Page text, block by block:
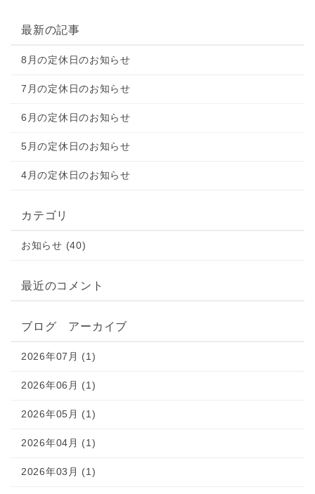
最新の記事
8月の定休日のお知らせ
7月の定休日のお知らせ
6月の定休日のお知らせ
5月の定休日のお知らせ
4月の定休日のお知らせ
カテゴリ
お知らせ (40)
最近のコメント
ブログ アーカイブ
2026年07月 (1)
2026年06月 (1)
2026年05月 (1)
2026年04月 (1)
2026年03月 (1)